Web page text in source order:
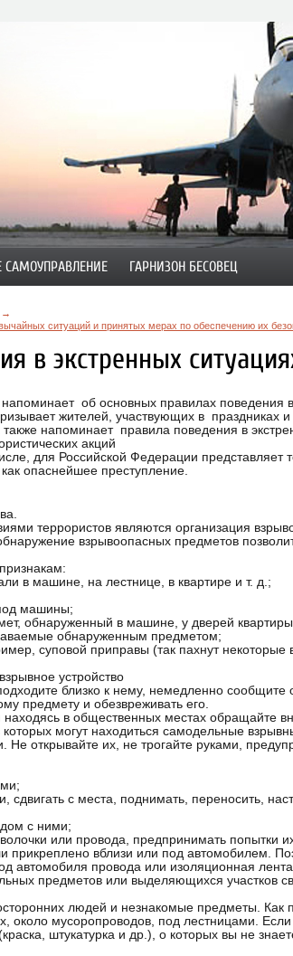
САМОУПРАВЛЕНИЕ ГАРНИЗОН БЕСОВЕЦ
→
ситуаций и принятых мерах по обеспечению их
в экстренных
об основных правилах поведения
жителей, участвующих в праздниках и
напоминает правила поведения в
акций
для Российской Федерации представляет
опаснейшее преступление.
террористов являются организация
взрывоопасных предметов
в машине, на лестнице, в квартире и т. д.;
машины;
обнаруженный в машине, у дверей
обнаруженным предметом;
суповой приправы (так пахнут некоторые
устройство
близко к нему, немедленно сообщите
предмету и обезвреживать его.
в общественных местах обращайте
могут находиться самодельные
Не открывайте их, не трогайте руками,
с места, поднимать, переносить,
с ними;
или провода, предпринимать попытки
прикреплено вблизи или под автомобилем.
автомобиля провода или изоляционная
предметов или выделяющихся участков
людей и незнакомые предметы. Как
около мусоропроводов, под лестницами.
штукатурка и др.), о которых вы не